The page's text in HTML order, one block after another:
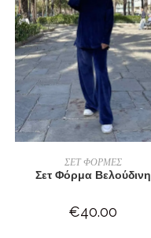
ΕΠΙΛΟΓΉ
ΣΕΤ ΦΟΡΜΕΣ
Σετ Φόρμα Βελούδινη
€40.00